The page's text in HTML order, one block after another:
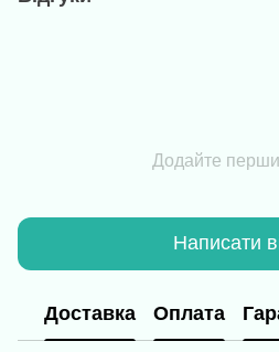
Додайте
Написати
Доставка Оплата